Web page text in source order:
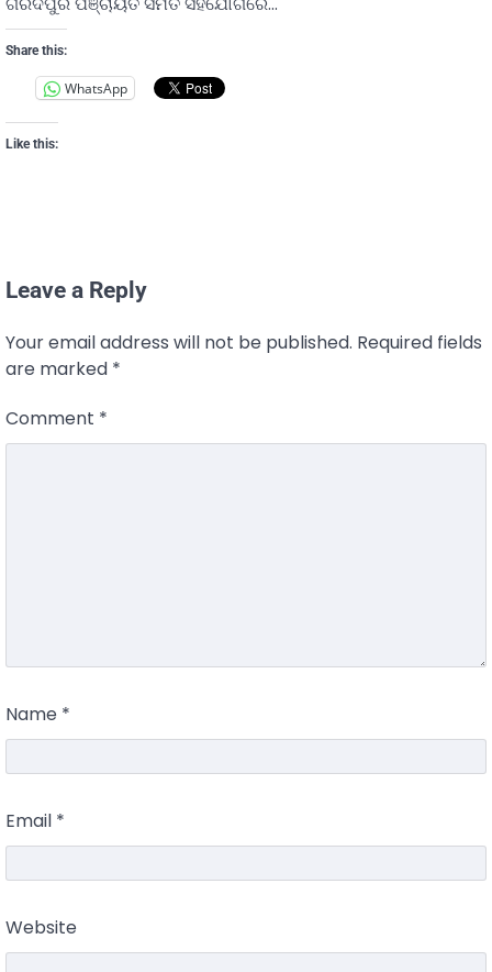
Share this:
WhatsApp
Like this:
Leave a Reply
Your email address will not be published. Required fields
are marked *
Comment *
Name *
Email *
Website